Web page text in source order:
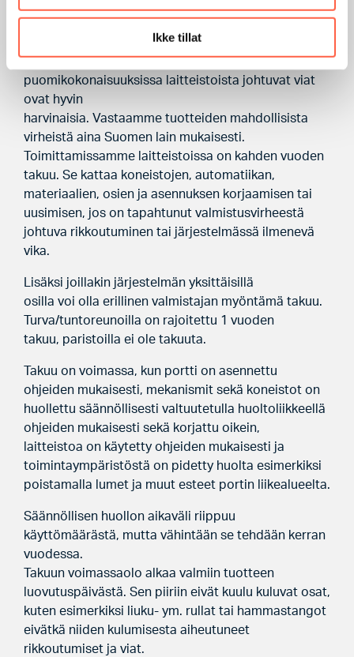
Ikke tillat
Puomitekin toimittamissa portti- ja
puomikokonaisuuksissa laitteistoista johtuvat viat
ovat hyvin
harvinaisia. Vastaamme tuotteiden mahdollisista
virheistä aina Suomen lain mukaisesti.
Toimittamissamme laitteistoissa on kahden vuoden
takuu. Se kattaa koneistojen, automatiikan,
materiaalien, osien ja asennuksen korjaamisen tai
uusimisen, jos on tapahtunut valmistusvirheestä
johtuva rikkoutuminen tai järjestelmässä ilmenevä
vika.
Lisäksi joillakin järjestelmän yksittäisillä
osilla voi olla erillinen valmistajan myöntämä takuu.
Turva/tuntoreunoilla on rajoitettu 1 vuoden
takuu, paristoilla ei ole takuuta.
Takuu on voimassa, kun portti on asennettu
ohjeiden mukaisesti, mekanismit sekä koneistot on
huollettu säännöllisesti valtuutetulla huoltoliikkeellä
ohjeiden mukaisesti sekä korjattu oikein,
laitteistoa on käytetty ohjeiden mukaisesti ja
toimintaympäristöstä on pidetty huolta esimerkiksi
poistamalla lumet ja muut esteet portin liikealueelta.
Säännöllisen huollon aikaväli riippuu
käyttömäärästä, mutta vähintään se tehdään kerran
vuodessa.
Takuun voimassaolo alkaa valmiin tuotteen
luovutuspäivästä. Sen piiriin eivät kuulu kuluvat osat,
kuten esimerkiksi liuku- ym. rullat tai hammastangot
eivätkä niiden kulumisesta aiheutuneet
rikkoutumiset ja viat.